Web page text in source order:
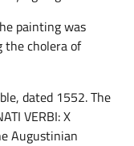
painting was
the cholera of
dated 1552. The
VERBI: X
Augustinian